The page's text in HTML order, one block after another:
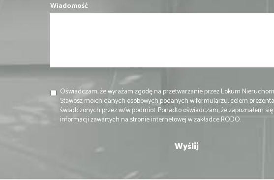
Wiadomość
Oświadczam, że wyrażam zgodę na przetwarzanie przez Lokum
Stawosz moich danych osobowych podanych w formularzu, celem
świadczonych przez w/w podmiot. Ponadto oświadczam, że zapoznałem
informacji zawartych na stronie internetowej w zakładce RODO.